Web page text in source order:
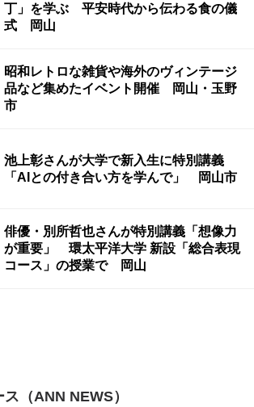
丁」を学ぶ 平安時代から伝わる食の儀
式 岡山
昭和レトロな雑貨や海外のヴィンテージ
品など集めたイベント開催 岡山・玉野
市
池上彰さんが大学で新入生に特別講義
「AIとの付き合い方を学んで」 岡山市
俳優・別所哲也さんが特別講義「想像力
が重要」 環太平洋大学 新設「総合表現
コース」の授業で 岡山
（ANN NEWS）